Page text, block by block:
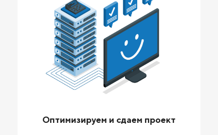
Оптимизируем и сдаем проект